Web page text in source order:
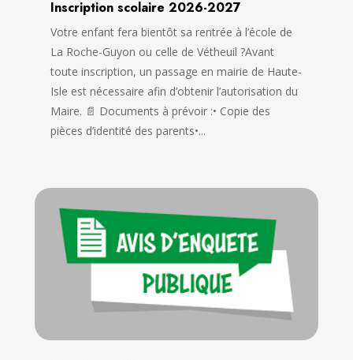
Inscription scolaire 2026-2027
Votre enfant fera bientôt sa rentrée à l’école de
La Roche-Guyon ou celle de Vétheuil ?Avant
toute inscription, un passage en mairie de Haute-
Isle est nécessaire afin d’obtenir l’autorisation du
Maire. 📄 Documents à prévoir :• Copie des
pièces d’identité des parents•...